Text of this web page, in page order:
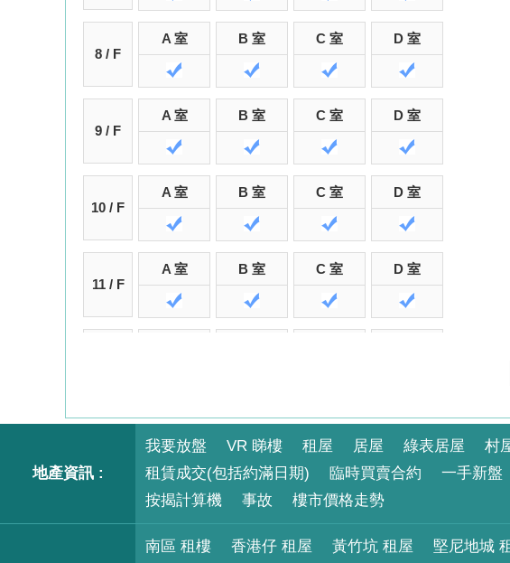
8 / F
A 室 B 室 C 室 D 室
9 / F
A 室 B 室 C 室 D 室
10 / F
A 室 B 室 C 室 D 室
11 / F
A 室 B 室 C 室 D 室
A 室 B 室 C 室 D 室
A 室 B 室 C 室
地產資訊 :
我要放盤 VR 睇樓 租屋 居屋 綠表居屋 村
租賃成交(包括約滿日期)
臨時買賣合約 一手新盤
按揭計算機
事故 樓市價格走勢
南區 租樓 香港仔 租屋 黃竹坑 租屋 堅尼地城